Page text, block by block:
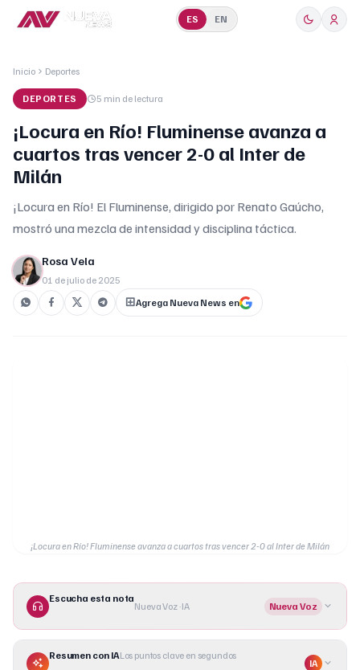
ES EN
Inicio Deportes
DEPORTES 5 min de lectura
¡Locura en Río! Fluminense avanza a
cuartos tras vencer 2-0 al Inter de
Milán
¡Locura en Río! El Fluminense, dirigido por Renato Gaúcho,
mostró una mezcla de intensidad y disciplina táctica.
Rosa Vela
01 de julio de 2025
Agrega Nueva News en
¡Locura en Río! Fluminense avanza a cuartos tras vencer 2-0 al Inter de Milán
Escucha esta nota
Nueva Voz · IA Nueva Voz
Resumen con IALos puntos clave en segundos
IA